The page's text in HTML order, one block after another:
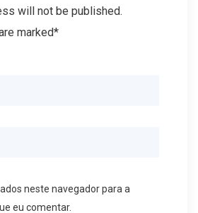
will not be published.
marked*
neste navegador para a
eu comentar.